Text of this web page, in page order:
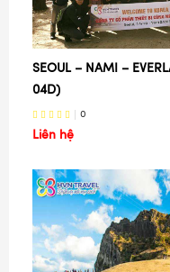
SEOUL – NAMI –
04D)
0
Liên hệ